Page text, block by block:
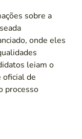
sobre a
onde eles
leiam o
de
processo